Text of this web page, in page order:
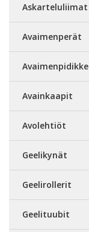
Askarteluliimat
Avaimenperät
Avainkaapit
Avolehtiöt
Geelikynät
Geelirollerit
Geelituubit